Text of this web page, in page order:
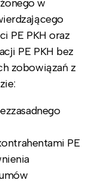
w
PE PKH oraz
PE PKH bez
zobowiązań z
PE